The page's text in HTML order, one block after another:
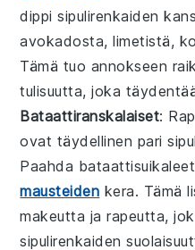
dippisipulirenkaiden
avokadosta,limetistä,
Tämä tuo annokseen
tulisuutta, joka
Bataattiranskalaiset:
ovat täydellinen pari
Paahda bataattisuikaleet
mausteiden kera. Tämä
makeutta ja rapeutta,
sipulirenkaiden